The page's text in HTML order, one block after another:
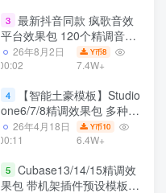
3 最新抖音同款 疯歌音效
平台效果包 120个精调音效
包+软件自带170个音效
+600个插件 带安装教程全
26年8月2日
00:02
Y币8
7.4W+
4
【智能土豪模板】Studio
one6/7/8精调效果包 多种效
果模式可选 声卡调试好预设
带插件全套文件
26年4月18日
00:11
Y币10
6.4W+
5 Cubase13/14/15精调效
果包 带机架插件预设模板